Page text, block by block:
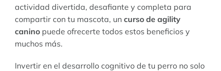
actividad divertida, desafiante y completa para
compartir con tu mascota, un curso de agility
caninopuede ofrecerte todos estos beneficios y
muchos más.
Invertir en el desarrollo cognitivo de tu perro no solo